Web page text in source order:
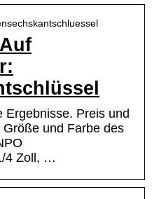
Ergebnisse. Preis und
und Farbe des
4 Zoll, …